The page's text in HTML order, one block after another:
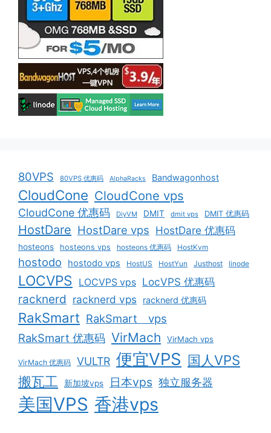
80VPS 80VPS 优惠码 AlphaRacks Bandwagonhost
CloudCone CloudCone vps
CloudCone 优惠码 DiyVM DMIT dmit vps DMIT 优惠码
HostDare HostDare vps HostDare 优惠码
hosteons hosteons vps hosteons 优惠码 HostKvm
hostodo hostodo vps HostUS HostYun Justhost linode
LOCVPS LOCVPS vps LocVPS 优惠码
racknerd racknerd vps racknerd 优惠码
RakSmart RakSmart vps
RakSmart 优惠码 VirMach VirMach vps
VirMach 优惠码 VULTR 便宜VPS 国人VPS
搬瓦工
新加坡vps 日本vps 独立服务器
美国VPS 香港vps